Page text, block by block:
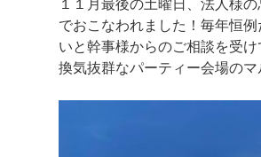
１１月最後の土曜日、法人様
でおこなわれました！毎年恒
いと幹事様からのご相談を受
換気抜群なパーティー会場の